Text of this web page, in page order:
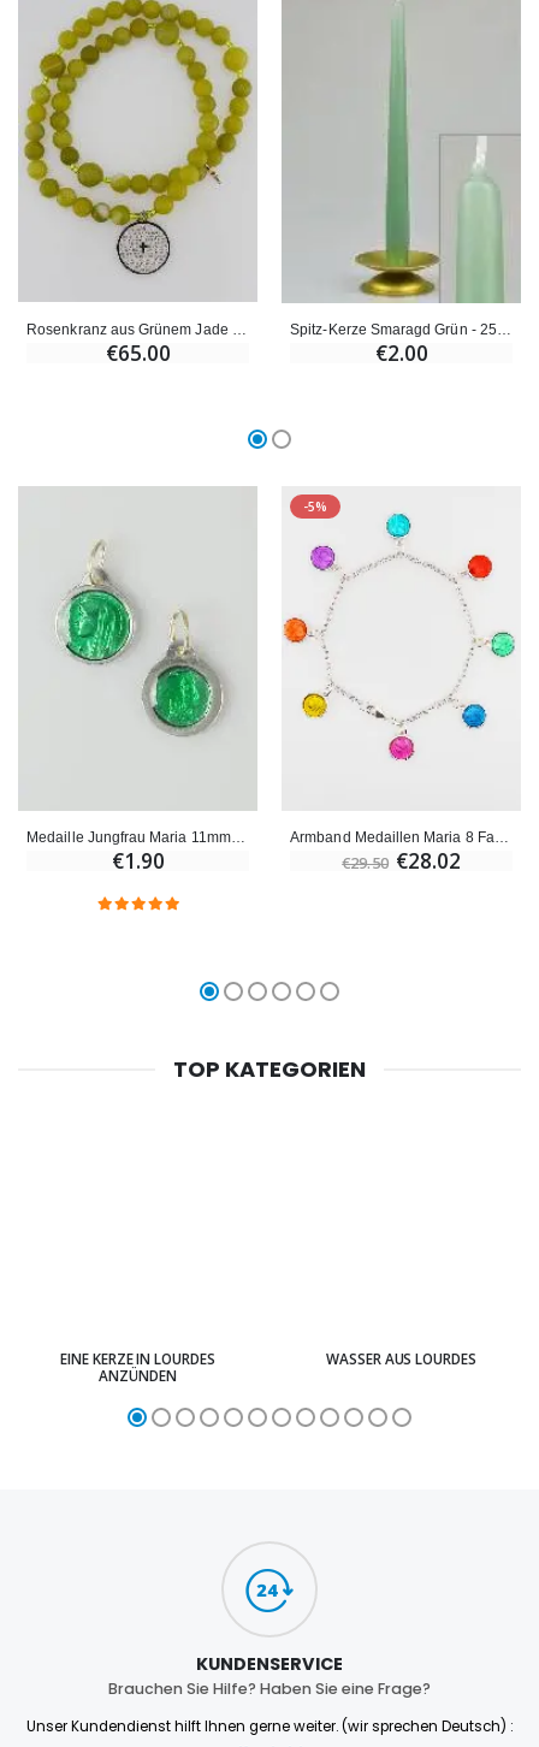
€65.00
Spitz-Kerze Smaragd Grün - 25cm
€2.00
Medaille Jungfrau Maria 11mm - Farbe grün
€1.90
-5%
€29.50 €28.02
TOP KATEGORIEN
EINE KERZE IN LOURDES
ANZÜNDEN
WASSER AUS LOURDES
KUNDENSERVICE
Brauchen Sie Hilfe? Haben Sie eine Frage?
Unser Kundendienst hilft Ihnen gerne weiter. (wir sprechen Deutsch) :